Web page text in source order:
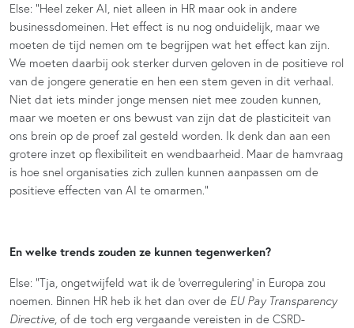
Else: “Heel zeker AI, niet alleen in HR maar ook in andere
businessdomeinen. Het effect is nu nog onduidelijk, maar we
moeten de tijd nemen om te begrijpen wat het effect kan zijn.
We moeten daarbij ook sterker durven geloven in de positieve rol
van de jongere generatie en hen een stem geven in dit verhaal.
Niet dat iets minder jonge mensen niet mee zouden kunnen,
maar we moeten er ons bewust van zijn dat de plasticiteit van
ons brein op de proef zal gesteld worden. Ik denk dan aan een
grotere inzet op flexibiliteit en wendbaarheid. Maar de hamvraag
is hoe snel organisaties zich zullen kunnen aanpassen om de
positieve effecten van AI te omarmen.”
En welke trends zouden ze kunnen tegenwerken?
Else: “Tja, ongetwijfeld wat ik de ‘overregulering’ in Europa zou
noemen. Binnen HR heb ik het dan over de EU Pay Transparency
Directive, of de toch erg vergaande vereisten in de CSRD-